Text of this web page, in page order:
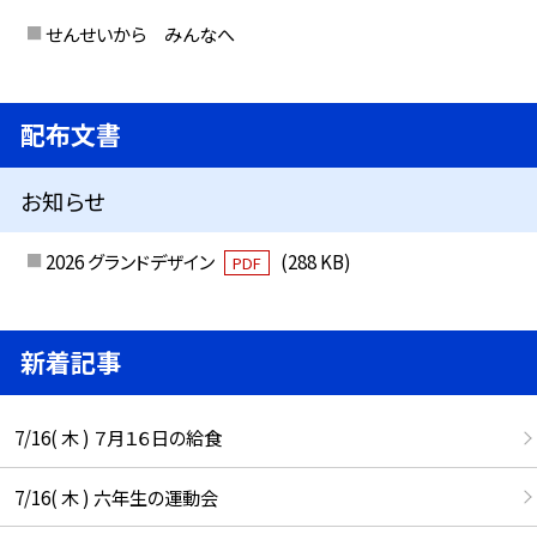
せんせいから みんなへ
配布文書
お知らせ
2026 グランドデザイン PDF (288 KB)
新着記事
7/16( 木 ) ７月１６日の給食
7/16( 木 ) 六年生の運動会